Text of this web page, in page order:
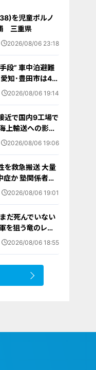
を児童ポルノ
三重県
2026/08/06 23:18
段” 車中泊避難
知･豊田市は4年
場合
2026/08/06 19:14
近で国内9工場で
上輸送への影響
季連休明けの17日
2026/08/06 19:06
を救急搬送 大量
か 塾関係者が
2026/08/06 19:01
だ死んでいない
を狙う竜のレジ
状とドラゴンズ
2026/08/06 18:55